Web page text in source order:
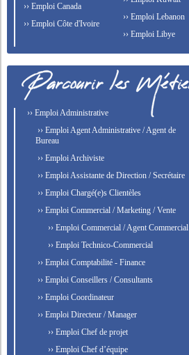
›› Emploi Canada
›› Emploi Côte d'Ivoire
›› Emploi Lebanon
›› Emploi Libye
›› Emploi Administrative
›› Emploi Agent Administrative / Agent de
Bureau
›› Emploi Archiviste
›› Emploi Assistante de Direction / Secrétaire
›› Emploi Chargé(e)s Clientèles
›› Emploi Commercial / Marketing / Vente
›› Emploi Commercial / Agent Commercial
›› Emploi Technico-Commercial
›› Emploi Comptabilité - Finance
›› Emploi Conseillers / Consultants
›› Emploi Coordinateur
›› Emploi Directeur / Manager
›› Emploi Chef de projet
›› Emploi Chef d’équipe